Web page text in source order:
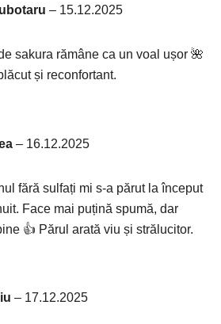
– 15.12.2025
sakura rămâne ca un voal ușor 🌺
și reconfortant.
– 16.12.2025
fără sulfați mi s-a părut la început
Face mai puțină spumă, dar
👍 Părul arată viu și strălucitor.
– 17.12.2025